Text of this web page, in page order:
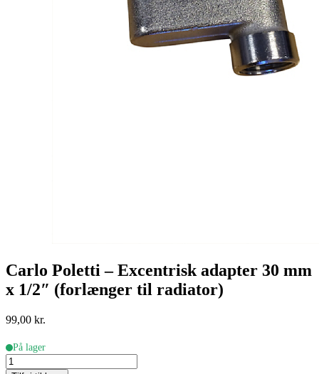
Carlo Poletti – Excentrisk adapter 30 mm
x 1/2″ (forlænger til radiator)
99,00 kr.
På lager
Carlo